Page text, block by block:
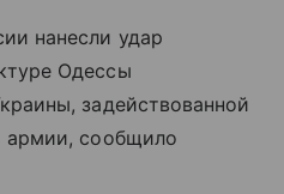
нанесли удар
Одессы
задействованной
армии, сообщило